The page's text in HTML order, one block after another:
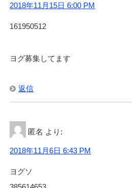
2018年11月15日 6:00 PM
161950512
ヨグ募集してます
返信
匿名 より:
2018年11月6日 6:43 PM
ヨグソ